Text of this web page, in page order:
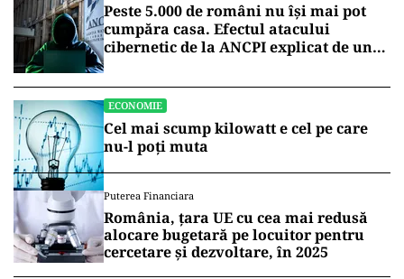
Peste 5.000 de români nu își mai pot
cumpăra casa. Efectul atacului
cibernetic de la ANCPI explicat de un
ECONOMIE
Cel mai scump kilowatt e cel pe care
nu-l poți muta
Puterea Financiara
România, țara UE cu cea mai redusă
alocare bugetară pe locuitor pentru
cercetare și dezvoltare, în 2025